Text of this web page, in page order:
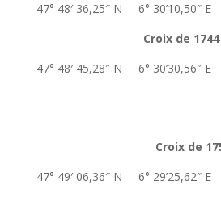
47° 48′ 36,25″ N 6° 30’10,50″ E
Croix de 1744
47° 48′ 45,28″ N 6° 30’30,56″ E
Croix de
47° 49′ 06,36″ N 6° 29’25,62″ E